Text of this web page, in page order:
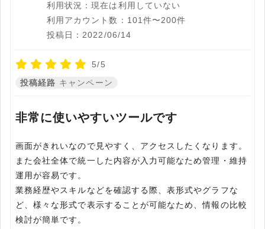
利用状況：現在は利用していない
利用アカウント数：101件〜200件
投稿日：2022/06/14
5/5
投稿経路 キャンペーン
非常に使いやすいツールです
画面がきれいなので見やすく、アクセスしたくなります。
また会社全体で統一した内容が入力可能なため管理・維持
運用が容易です。
業務経歴やスキルなどを確認する際、表形式やグラフな
ど、様々な形式で表示することが可能なため、情報の比較
検討が簡単です。